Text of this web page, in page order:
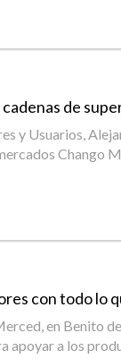
de
y Usuarios,
Chango
con todo lo
en Benito
apoyar a los